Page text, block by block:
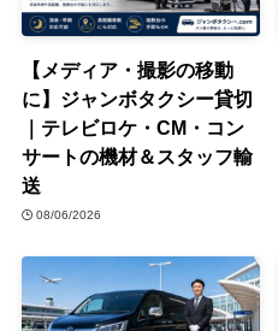
【メディア・撮影の移動
に】ジャンボタクシー貸切
｜テレビロケ・CM・コン
サートの機材＆スタッフ輸
送
08/06/2026